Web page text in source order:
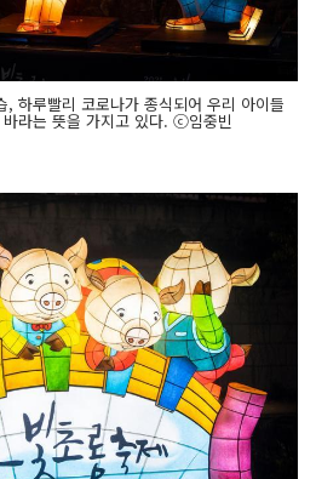
, 하루빨리 코로나가 종식되어 우리 아이들
라는 뜻을 가지고 있다. ⓒ임중빈